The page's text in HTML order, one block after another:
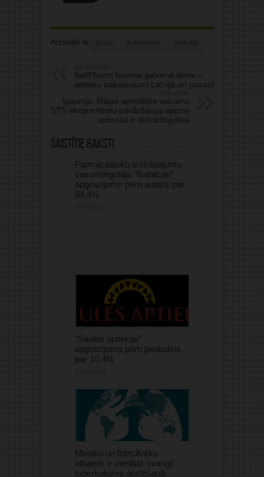
Atzīmēti ar: ECDC HLAMĪDIJAS SIFILISS
BaltPharm foruma galvenā tēma –
aptieku pakalpojumi Latvijā un pasaulē
Igaunija: Mājas apstākļos veicamo
STS eksprestestu pārdošanas apjomi
aptiekās ir divkāršojušies
Saistītie raksti
Farmaceitisko izstrādājumu
vairumtirgotāja “Baltacon”
apgrozījums pērn audzis par
84,4%
“Saules aptiekas”
apgrozījums pērn pieaudzis
par 10,4%
Mediķu un līdzcilvēku
atbalsts ir vienlīdz svarīgi
tuberkulozes ārstēšanā